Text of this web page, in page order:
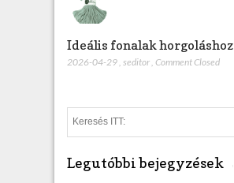
Ideális fonalak horgoláshoz
2026-04-29 seditor Comment Closed
Legutóbbi bejegyzések